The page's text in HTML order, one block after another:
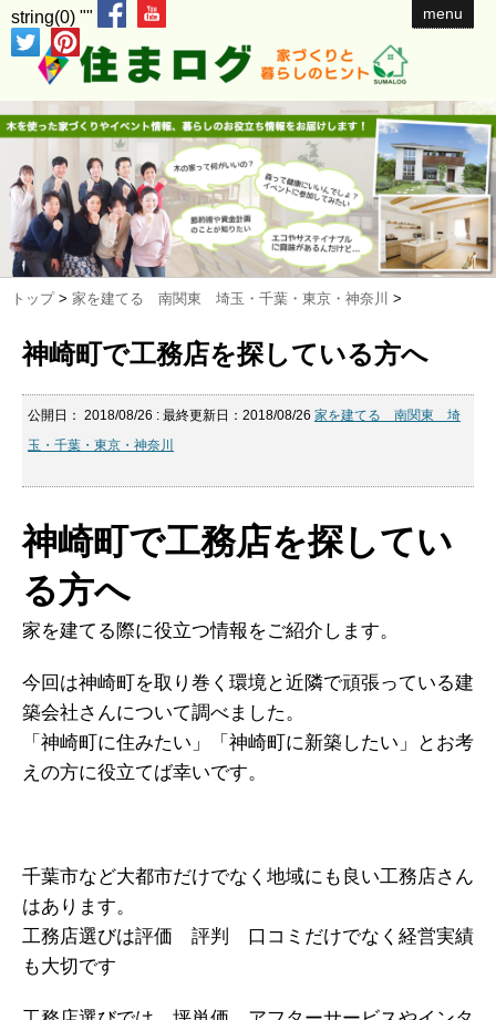
string(0) "" menu
トップ > 家を建てる 南関東 埼玉・千葉・東京・神奈川 >
神崎町で工務店を探している方へ
公開日： 2018/08/26 : 最終更新日：2018/08/26 家を建てる 南関東 埼
玉・千葉・東京・神奈川
神崎町で工務店を探してい
る方へ
家を建てる際に役立つ情報をご紹介します。
今回は神崎町を取り巻く環境と近隣で頑張っている建
築会社さんについて調べました。
「神崎町に住みたい」「神崎町に新築したい」とお考
えの方に役立てば幸いです。
千葉市など大都市だけでなく地域にも良い工務店さん
はあります。
工務店選びは評価 評判 口コミだけでなく経営実績
も大切です